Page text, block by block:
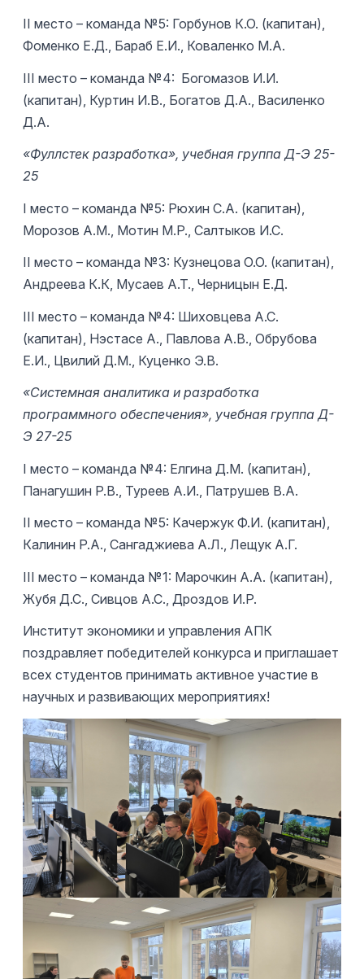
ІІ место – команда №5: Горбунов К.О. (капитан),
Фоменко Е.Д., Бараб Е.И., Коваленко М.А.
ІII место – команда №4: Богомазов И.И.
(капитан), Куртин И.В., Богатов Д.А., Василенко
Д.А.
«Фуллстек разработка», учебная группа Д-Э 25-
25
І место – команда №5: Рюхин С.А. (капитан),
Морозов А.М., Мотин М.Р., Салтыков И.С.
ІІ место – команда №3: Кузнецова О.О. (капитан),
Андреева К.К, Мусаев А.Т., Черницын Е.Д.
ІII место – команда №4: Шиховцева А.С.
(капитан), Нэстасе А., Павлова А.В., Обрубова
Е.И., Цвилий Д.М., Куценко Э.В.
«Системная аналитика и разработка
программного обеспечения», учебная группа Д-
Э 27-25
І место – команда №4: Елгина Д.М. (капитан),
Панагушин Р.В., Туреев А.И., Патрушев В.А.
ІІ место – команда №5: Качержук Ф.И. (капитан),
Калинин Р.А., Сангаджиева А.Л., Лещук А.Г.
ІII место – команда №1: Марочкин А.А. (капитан),
Жубя Д.С., Сивцов А.С., Дроздов И.Р.
Институт экономики и управления АПК
поздравляет победителей конкурса и приглашает
всех студентов принимать активное участие в
научных и развивающих мероприятиях!